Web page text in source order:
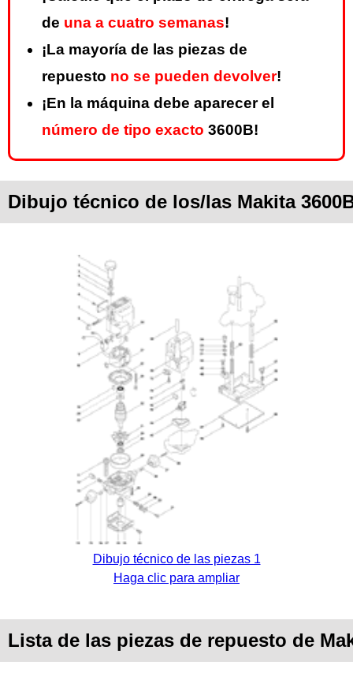
de una a cuatro semanas!
¡La mayoría de las piezas de
repuesto no se pueden devolver!
¡En la máquina debe aparecer el
número de tipo exacto 3600B!
Dibujo técnico de los/las Makita
Dibujo técnico de las piezas 1
Haga clic para ampliar
Lista de las piezas de repuesto de